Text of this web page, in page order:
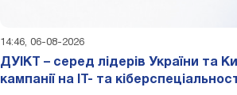
14:46, 06-08-2026
ДУІКТ – серед лідерів України та
кампанії на ІТ- та